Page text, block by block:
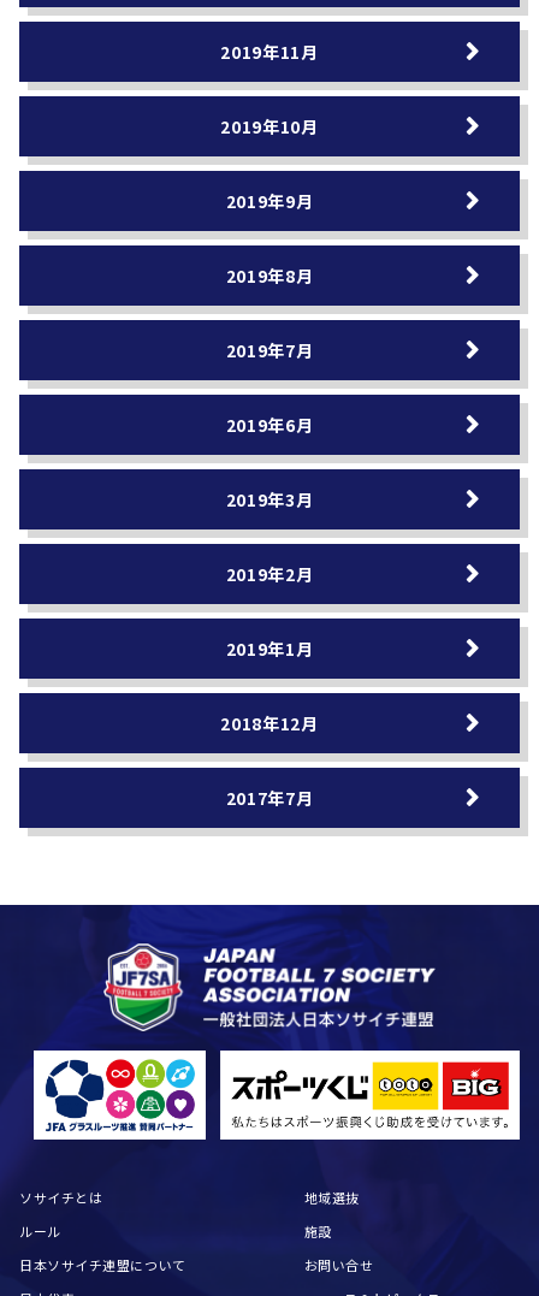
2019年11月
2019年10月
2019年9月
2019年8月
2019年7月
2019年6月
2019年3月
2019年2月
2019年1月
2018年12月
2017年7月
ソサイチとは
ルール
日本ソサイチ連盟について
地域選抜
施設
お問い合せ